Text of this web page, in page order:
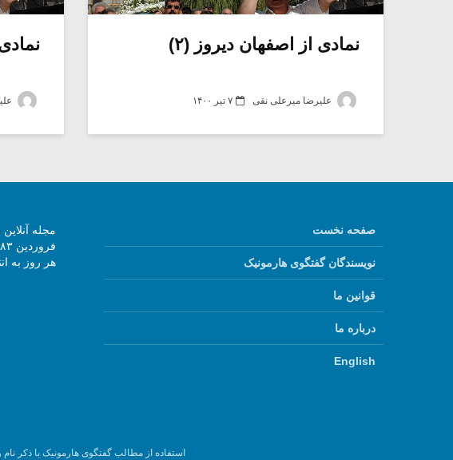
نمادی از اصفهان دیروز (۲)
علیرضا میرعلی نقی ۷ تیر ۱۴۰۰
صفحه نخست
نویسندگان گفتگوی هارمونیک
قوانین ما
درباره ما
English
هر روز به
استفاده از مطالب گفتگوی هارمونیک با ذکر